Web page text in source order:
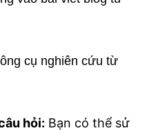
cụ nghiên cứu từ
hỏi: Bạn có thể sử